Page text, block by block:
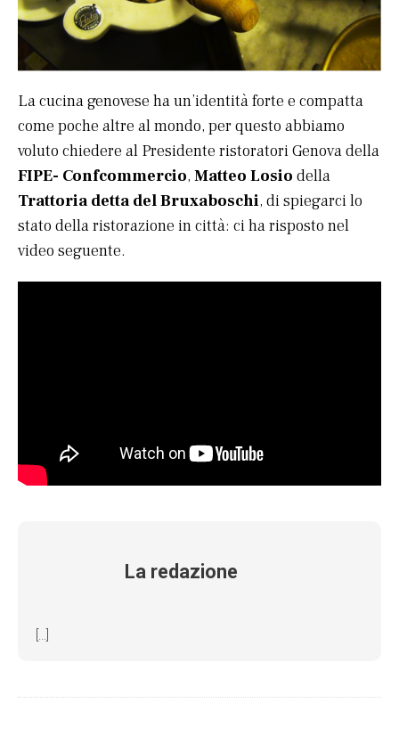
La cucina genovese ha un’identità forte e compatta
come poche altre al mondo, per questo abbiamo
voluto chiedere al Presidente ristoratori Genova della
FIPE- Confcommercio, Matteo Losio della
Trattoria detta del Bruxaboschi, di spiegarci lo
stato della ristorazione in città: ci ha risposto nel
video seguente.
La redazione
[...]